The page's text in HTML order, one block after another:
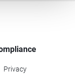
Privacy